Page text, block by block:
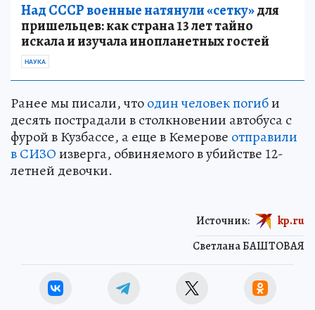
Над СССР военные натянули «сетку»для
пришельцев: как страна 13 лет тайно
искала и изучала инопланетных гостей
НАУКА
Ранее мы писали, чтоодин человек погиби
десять пострадали в столкновении автобуса с
фурой в Кузбассе, а еще в Кемерове отправили
в СИЗОизверга, обвиняемого в убийстве 12-
летней девочки.
Светлана БАШТОВАЯ
Источник: kp.ru